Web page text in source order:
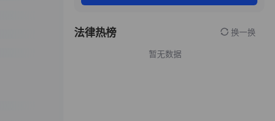
法律热榜 换一换
暂无数据